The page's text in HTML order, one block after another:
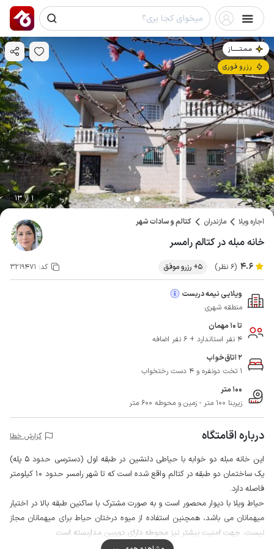
مـمـتــــــاز
رزرو فوری
1 از 13
اجاره ویلا مازندران کتالم و سادات شهر
خانه مبله در کتالم رامسر
4.6 (6 نظر) 5+ رزرو موفق کد: 3219471
ویلایی نیمه دربست
منطقه شهری
تا 10 مهمان
4 نفر استاندارد + 6 نفر اضافه
2 اتاق‌خواب
1 تخت دونفره و 4 دست رختخواب
100 متر
زیربنا 100 متر - زمین و محوطه 600 متر
درباره اقامتگاه گزارش خطا
این خانه مبله دو خوابه با حیاطی دلنشین در طبقه اول (دسترسی حدود 5 پله)
یک ساختمان دو طبقه در کتالم واقع شده است که تا شهر رامسر حدود 10 کیلومتر
فاصله دارد.
حیاط ویلا با دیوار محصور است و به صورت مشترک با ساکنین طبقه بالا در اختیار
میهمانان می باشد، همچنین استفاده از میوه درختان حیاط برای میهمانان مجاز
نیست، جهت امنیت بیشتر نیز محوطه دارای دوربین مداربسته است.